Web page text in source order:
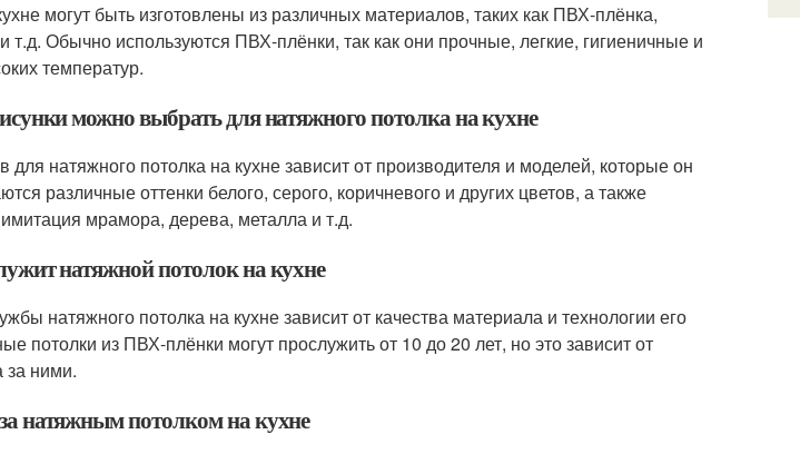
могут быть изготовлены из различных материалов, таких как ПВХ-плёнка,
т.д. Обычно используются ПВХ-плёнки, так как они прочные, легкие, гигиеничные и
температур.
можно выбрать для натяжного потолка на кухне
для натяжного потолка на кухне зависит от производителя и моделей, которые он
различные оттенки белого, серого, коричневого и других цветов, а также
мрамора, дерева, металла и т.д.
натяжной потолок на кухне
натяжного потолка на кухне зависит от качества материала и технологии его
потолки из ПВХ-плёнки могут прослужить от 10 до 20 лет, но это зависит от
за ними.
натяжным потолком на кухне